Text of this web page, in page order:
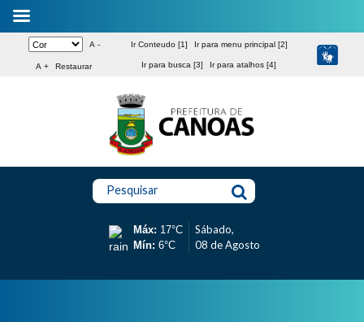
A -
A + Restaurar
Ir Conteudo [1] Ir para menu principal [2]
Ir para busca [3] Ir para atalhos [4]
Pesquisar
Máx: 17°C
Mín: 6°C
Sábado,
08 de Agosto